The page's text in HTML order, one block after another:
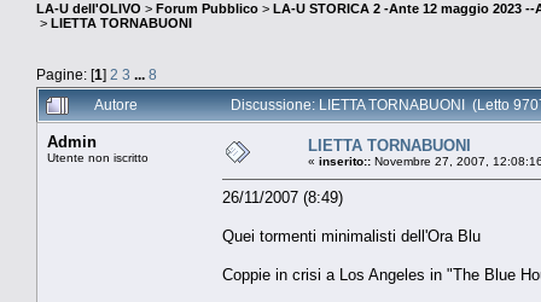
LA-U dell'OLIVO > Forum Pubblico > LA-U STORICA 2 -Ante 12 maggio 2023 --
> LIETTA TORNABUONI
Pagine: [1] 2 3 ... 8
Autore
Discussione: LIETTA TORNABUONI (Letto
Admin
Utente non iscritto
LIETTA TORNABUONI
« inserito:: Novembre 27, 2007,
26/11/2007 (8:49)
Quei tormenti minimalisti dell'Ora Blu
Coppie in crisi a Los Angeles in "The Blue